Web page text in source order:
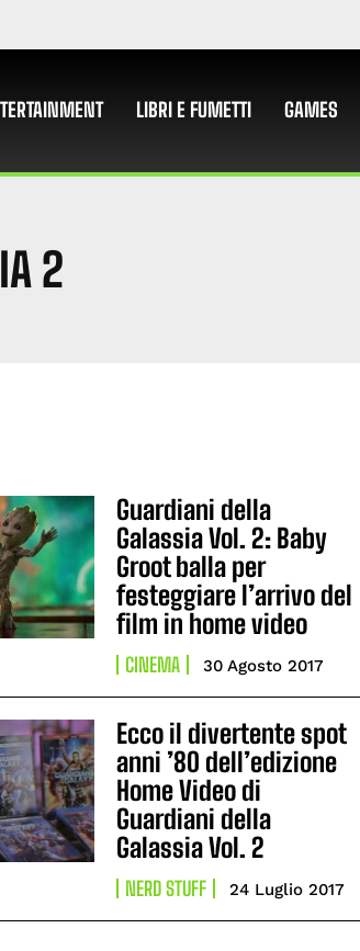
LIBRI E FUMETTI GAMES
2
Guardiani della
Galassia Vol. 2: Baby
Groot balla per
festeggiare l’arrivo del
film in home video
CINEMA 30 Agosto 2017
Ecco il divertente spot
anni ’80 dell’edizione
Home Video di
Guardiani della
Galassia Vol. 2
NERD STUFF 24 Luglio 2017